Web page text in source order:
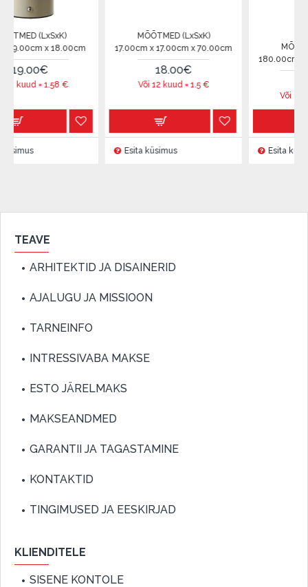
x 18.00cm
1.58€
MÕÕTMED (LxSxK)
17.00cm x 17.00cm x 70.00cm
Või 12 kuud = 1.5 €
Esita küsimus
MÕÕTMED
180.00cm x 6.00cm
Või 12 kuud = 1.33
Esita küsimus
TEAVE
ARHITEKTID JA DISAINERID
AJALUGU JA MISSIOON
TARNEINFO
INTRESSIVABA MAKSE
ESTO JÄRELMAKS
MAKSEANDMED
GARANTII JA TAGASTAMINE
KONTAKTID
TINGIMUSED JA EESKIRJAD
KLIENDITELE
SISENE KONTOLE